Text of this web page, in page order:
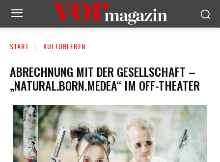
START KULTURLEBEN
ABRECHNUNG MIT DER GESELLSCHAFT –
„NATURAL.BORN.MEDEA“ IM OFF-THEATER